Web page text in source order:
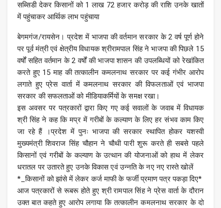
सब्सिडी देकर किसानों को 1 लाख 72 हजार करोड़ की राशि उनके खातों
में पहुंचाकर आर्थिक लाभ पहुंचाया
बेगमगंज/रायसेन। प्रदेश में भाजपा की वर्तमान सरकार के 2 वर्ष पूर्ण होने
पर पूर्व मंत्री एवं क्षेत्रीय विधायक श्रीरामपाल सिंह ने भाजपा की पिछले 15
वर्षों सहित वर्तमान के 2 वर्षों की भाजपा शासन की उपलब्धियों को रेखांकित
करते हुए 15 माह की तत्कालीन कमलनाथ सरकार पर कई गंभीर आरोप
लगाते हुए प्रेस वार्ता में कमलनाथ सरकार की विफलताओं एवं भाजपा
सरकार की सफलताओं को मीडियाकर्मियों के समक्ष रखा।
इस अवसर पर पत्रकारों द्वारा किए गए कई सवालों के जवाब में विधायक
श्री सिंह ने कह कि मप्र में गरीबों के कल्याण के लिए हर संभव काम किए
जा रहे हैं ।प्रदेश में पुनः भाजपा की सरकार स्थापित होकर यशस्वी
मुख्यमंत्री शिवराज सिंह चौहान ने चौथी पारी शुरू करते ही सबसे पहले
किसानों एवं गरीबों के कल्याण के उत्थान की योजनाओं को हाथ में लेकर
धरातल पर उतारते हुए उनके विकास एवं उन्नति के नए नए रास्ते खोलें
*_किसानों को झांसे में लेकर कर्ज माफी के फर्जी प्रमाण पत्र पकड़ा दिए*
आज पत्रकारों से रूबरू होते हुए श्री रामपाल सिंह ने प्रेस वार्ता के दौरान
उक्त बात कहते हुए आरोप लगाया कि तत्कालीन कमलनाथ सरकार के दो